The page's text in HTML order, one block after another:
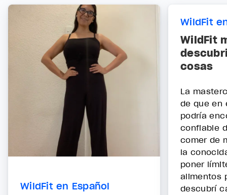
WildFit en Español
WildFit
WildFit
cosas
La
de que en
podría
confiable
comer de
la
poner
alimentos
descubrí